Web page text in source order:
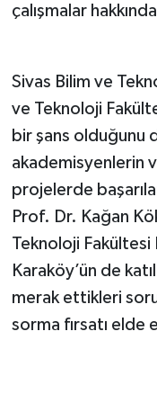
çalışmalar
Sivas Bilim ve
ve Teknoloji
bir şans olduğunu
akademisyenlerin
projelerde
Prof. Dr. Kağan
Teknoloji Fakültesi
Karaköy’ün de
merak ettikleri
sorma fırsatı elde